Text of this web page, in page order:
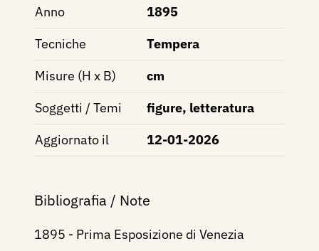
Anno
1895
Tecniche
Tempera
Misure (H x B)
cm
Soggetti / Temi
figure, letteratura
Aggiornato il
12-01-2026
Bibliografia / Note
1895 - Prima Esposizione di Venezia